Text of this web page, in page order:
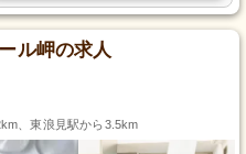
ル岬の求人
、東浪見駅から3.5km